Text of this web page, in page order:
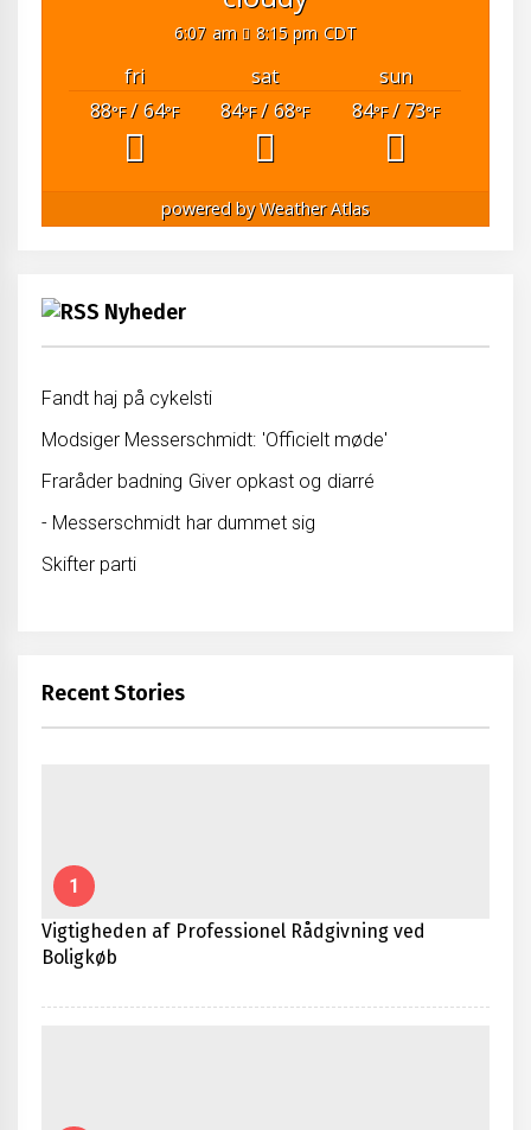
6:07 am 8:15 pm CDT
fri sat
sun
88°F/ 64°F 84°F/ 68°F 84°F/ 73°F
powered byWeather Atlas
Nyheder
Fandt haj på cykelsti
Modsiger Messerschmidt: 'Officielt møde'
Fraråder badning Giver opkast og diarré
- Messerschmidt har dummet sig
Skifter parti
Recent Stories
1
Vigtigheden af Professionel Rådgivning ved
Boligkøb